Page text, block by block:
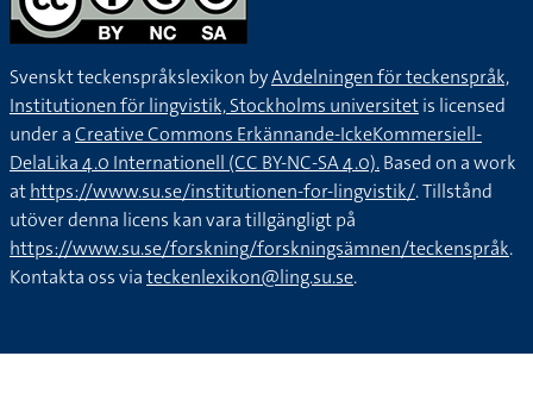
Svenskt teckenspråkslexikon byAvdelningen för teckenspråk,
Institutionen för lingvistik, Stockholms universitetis licensed
under aCreative Commons Erkännande-IckeKommersiell-
DelaLika 4.0 Internationell (CC BY-NC-SA 4.0).Based on a work
athttps://www.su.se/institutionen-for-lingvistik/. Tillstånd
utöver denna licens kan vara tillgängligt på
https://www.su.se/forskning/forskningsämnen/teckenspråk.
Kontakta oss viateckenlexikon@ling.su.se.